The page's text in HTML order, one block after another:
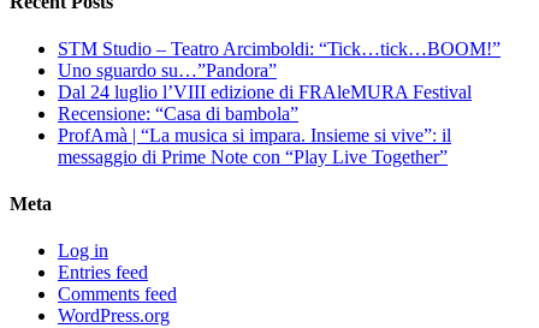
STM Studio – Teatro Arcimboldi: “Tick…tick…BOOM!”
Uno sguardo su…”Pandora”
Dal 24 luglio l’VIII edizione di FRAleMURA Festival
Recensione: “Casa di bambola”
ProfAmà | “La musica si impara. Insieme si vive”: il
messaggio di Prime Note con “Play Live Together”
Meta
Log in
Entries feed
Comments feed
WordPress.org